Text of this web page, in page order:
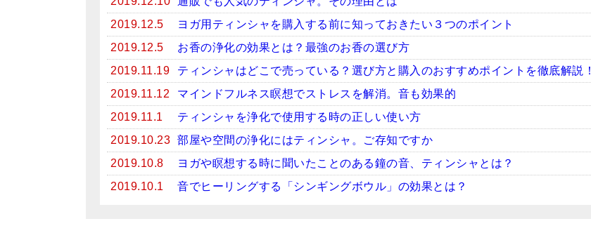
2019.12.5
ヨガ用ティンシャを購入する前に知っておきたい３つのポイント
2019.12.5
お香の浄化の効果とは？最強のお香の選び方
2019.11.19
ティンシャはどこで売っている？選び方と購入のおすすめポイントを徹底解説！
2019.11.12
マインドフルネス瞑想でストレスを解消。音も効果的
2019.11.1
ティンシャを浄化で使用する時の正しい使い方
2019.10.23 部屋や空間の浄化にはティンシャ。ご存知ですか
2019.10.8
ヨガや瞑想する時に聞いたことのある鐘の音、ティンシャとは？
2019.10.1
音でヒーリングする「シンギングボウル」の効果とは？